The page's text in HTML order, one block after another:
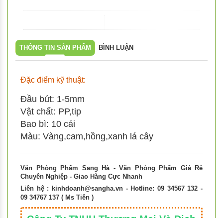
THÔNG TIN SẢN PHẨM BÌNH LUẬN
Đặc điểm kỹ thuật:
Đầu bút: 1-5mm
Vật chất: PP,tip
Bao bì: 10 cái
Màu: Vàng,cam,hồng,xanh lá cây
Văn Phòng Phẩm Sang Hà - Văn Phòng Phẩm Giá Rẻ
Chuyên Nghiệp - Giao Hàng Cực Nhanh
Liên hệ : kinhdoanh@sangha.vn - Hotline: 09 34567 132 -
09 34767 137 ( Ms Tiên )